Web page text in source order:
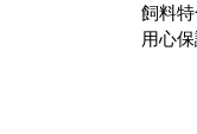
飼料特
用心